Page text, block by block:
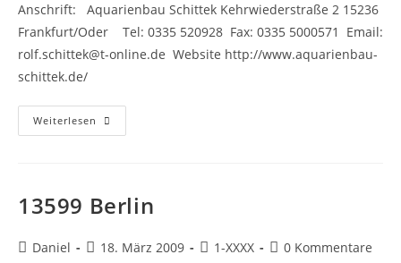
Anschrift: Aquarienbau Schittek Kehrwiederstraße 2 15236
Frankfurt/Oder Tel: 0335 520928 Fax: 0335 5000571 Email:
rolf.schittek@t-online.de Website http://www.aquarienbau-
schittek.de/
Weiterlesen 15236
Frankfurt/Oder
13599 Berlin
Beitrags-
Daniel
Beitrag
18. März 2009
Beitrags-
1-XXXX
Beitrags-
0 Kommentare